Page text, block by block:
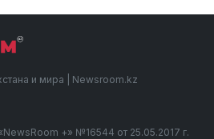
и мира | Newsroom.kz
+» №16544 от 25.05.2017 г.